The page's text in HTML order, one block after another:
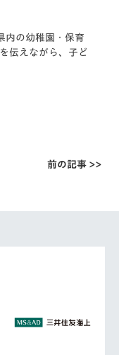
内の幼稚園・保育
伝えながら、子ど
前の記事 >>